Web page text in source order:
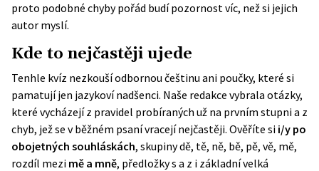
proto podobné chyby pořád budí pozornost víc, než si jejich
autor myslí.
Kde to nejčastěji ujede
Tenhle kvíz nezkouší odbornou češtinu ani poučky, které si
pamatují jen jazykoví nadšenci. Naše redakce vybrala otázky,
které vycházejí z pravidel probíraných už na prvním stupni a z
chyb, jež se v běžném psaní vracejí nejčastěji. Ověříte si i/y po
obojetných souhláskách, skupiny dě, tě, ně, bě, pě, vě, mě,
rozdíl mezi mě a mně, předložky s a z i základní velká